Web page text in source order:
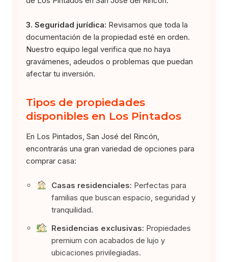
3. Seguridad jurídica: Revisamos que toda la
documentación de la propiedad esté en orden.
Nuestro equipo legal verifica que no haya
gravámenes, adeudos o problemas que puedan
afectar tu inversión.
Tipos de propiedades
disponibles en Los Pintados
En Los Pintados, San José del Rincón,
encontrarás una gran variedad de opciones para
comprar casa:
Casas residenciales: Perfectas para
familias que buscan espacio, seguridad y
tranquilidad.
Residencias exclusivas: Propiedades
premium con acabados de lujo y
ubicaciones privilegiadas.